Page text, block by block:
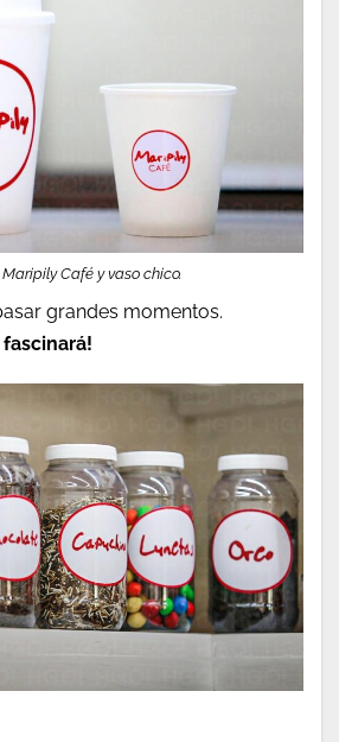
Maripily Café y vaso chico.
grandes momentos.